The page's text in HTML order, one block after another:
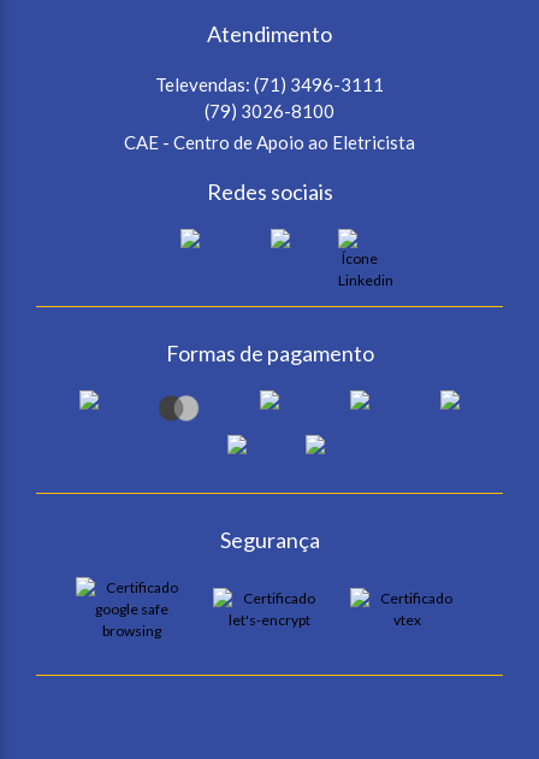
Atendimento
Televendas: (71) 3496-3111
(79) 3026-8100
CAE - Centro de Apoio ao Eletricista
Redes sociais
Formas de pagamento
Segurança